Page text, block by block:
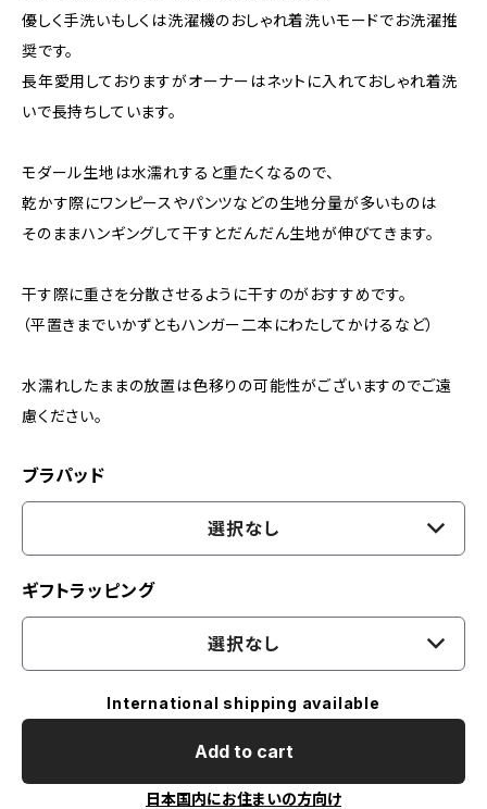
優しく手洗いもしくは洗濯機のおしゃれ着洗いモードでお洗濯推
奨です。
長年愛用しておりますがオーナーはネットに入れておしゃれ着洗
いで長持ちしています。
モダール生地は水濡れすると重たくなるので、
乾かす際にワンピースやパンツなどの生地分量が多いものは
そのままハンギングして干すとだんだん生地が伸びてきます。
干す際に重さを分散させるように干すのがおすすめです。
（平置きまでいかずともハンガー二本にわたしてかけるなど）
水濡れしたままの放置は色移りの可能性がございますのでご遠
慮ください。
ブラパッド
選択なし
ギフトラッピング
選択なし
International shipping available
Add to cart
日本国内にお住まいの方向け